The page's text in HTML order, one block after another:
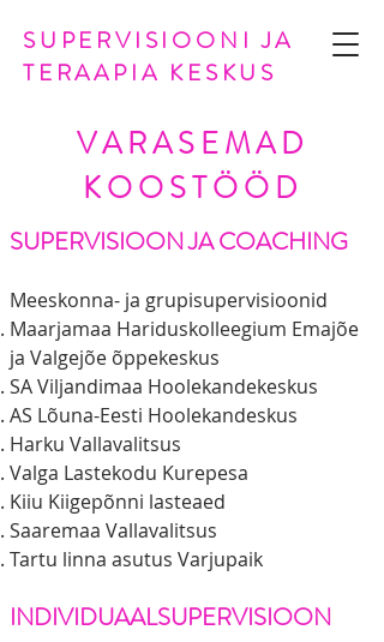
SUPERVISIOONI JA
TERAAPIA KESKUS
VARASEMAD
KOOSTÖÖD
SUPERVISIOON JA COACHING
Meeskonna- ja grupisupervisioonid
Maarjamaa Hariduskolleegium Emajõe
ja Valgejõe õppekeskus
SA Viljandimaa Hoolekandekeskus
AS Lõuna-Eesti Hoolekandeskus
Harku Vallavalitsus
Valga Lastekodu Kurepesa
Kiiu Kiigepõnni lasteaed
Saaremaa Vallavalitsus
Tartu linna asutus Varjupaik
INDIVIDUAALSUPERVISIOON